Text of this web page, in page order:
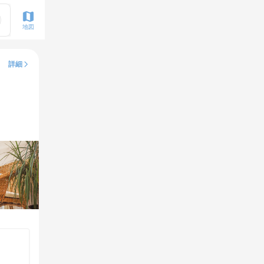
地図
詳細